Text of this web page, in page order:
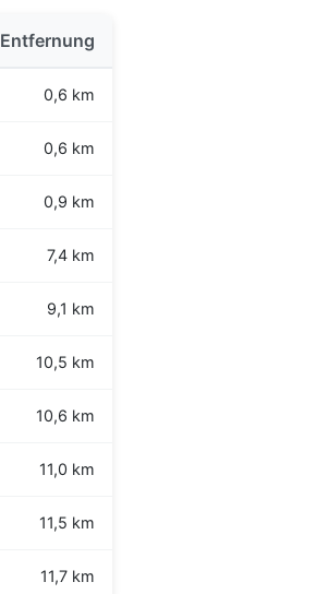
Entfernung
0,6 km
0,6 km
0,9 km
7,4 km
9,1 km
10,5 km
10,6 km
11,0 km
11,5 km
11,7 km